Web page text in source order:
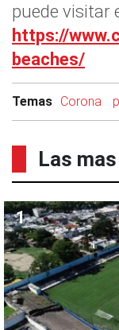
puede visitar
https://
beaches/
Temas Corona
Las